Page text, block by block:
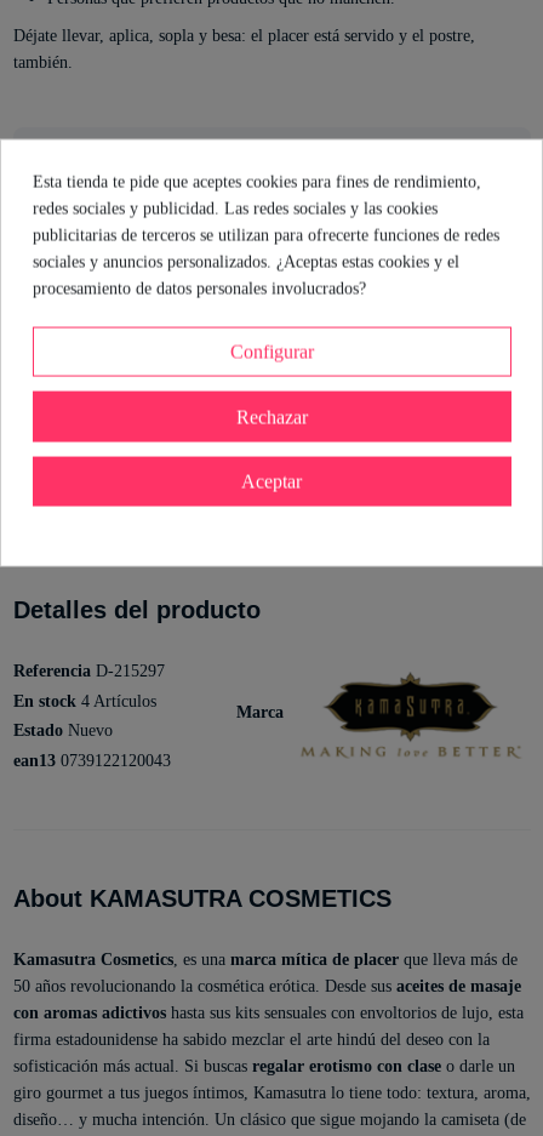
Déjate llevar, aplica, sopla y besa: el placer está servido y el postre,
también.
El consejo de la sexóloga
Si buscas darle un giro a los juegos previos, este aceite
comestible es tu mejor aliado. Su sabor a ciruela y fresas y la
sensación de calor lo hacen perfecto para explorar zonas erógenas
un toque travieso y sabroso a sus encuentros.
Mónica Branni
Sexóloga de Industrial Erótica
Detalles del producto
Marca
Referencia D-215297
En stock 4 Artículos
Estado Nuevo
ean13 0739122120043
About KAMASUTRA COSMETICS
Kamasutra Cosmetics, es una marca mítica de placerque lleva más de
50 años revolucionando la cosmética erótica. Desde sus aceites de masaje
con aromas adictivoshasta sus kits sensuales con envoltorios de lujo, esta
firma estadounidense ha sabido mezclar el arte hindú del deseo con la
sofisticación más actual. Si buscas regalar erotismo con claseo darle un
giro gourmet a tus juegos íntimos, Kamasutra lo tiene todo: textura, aroma,
diseño… y mucha intención. Un clásico que sigue mojando la camiseta (de
Esta tienda te pide que aceptes cookies para fines de rendimiento,
redes sociales y publicidad. Las redes sociales y las cookies
publicitarias de terceros se utilizan para ofrecerte funciones de redes
sociales y anuncios personalizados. ¿Aceptas estas cookies y el
procesamiento de datos personales involucrados?
Configurar
Rechazar
Aceptar